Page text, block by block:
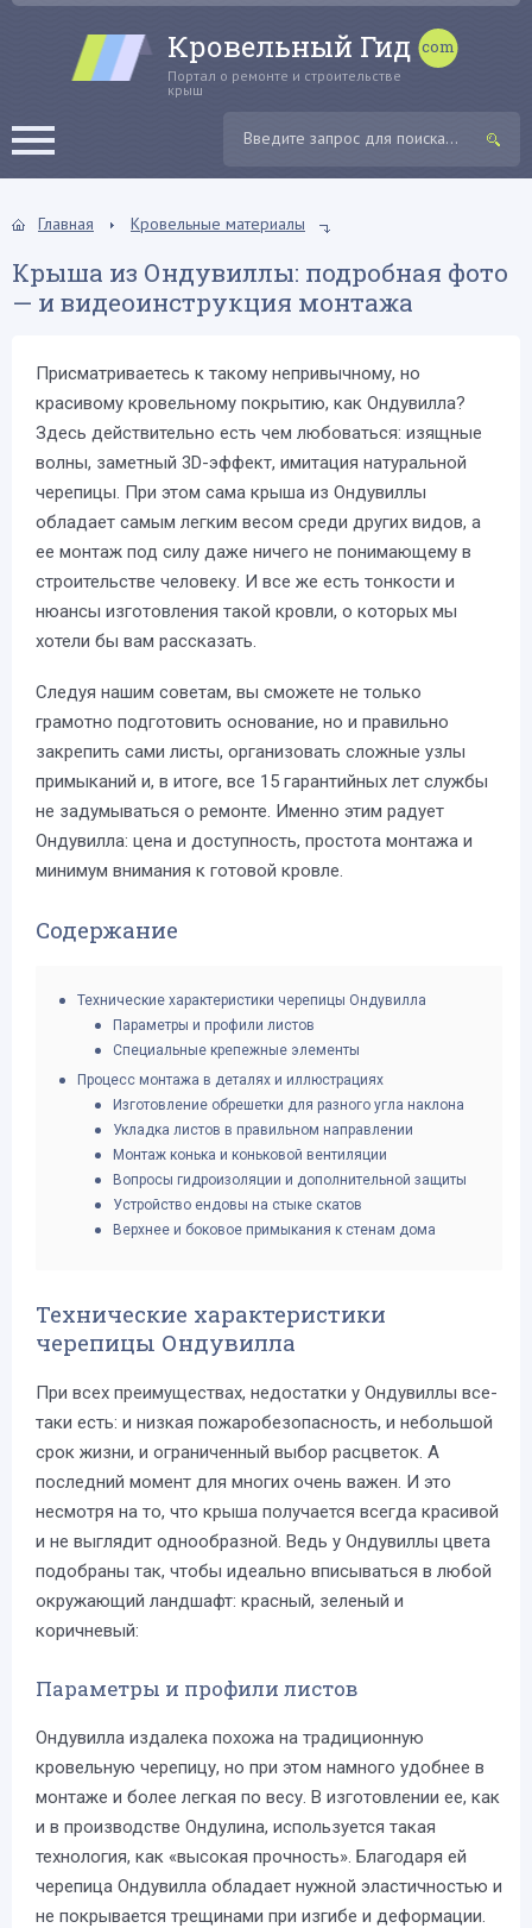
Кровельный Гид
Портал о ремонте и строительстве
крыш
Главная Кровельные материалы
Крыша из Ондувиллы: подробная фото
— и видеоинструкция монтажа
Присматриваетесь к такому непривычному, но
красивому кровельному покрытию, как Ондувилла?
Здесь действительно есть чем любоваться: изящные
волны, заметный 3D-эффект, имитация натуральной
черепицы. При этом сама крыша из Ондувиллы
обладает самым легким весом среди других видов, а
ее монтаж под силу даже ничего не понимающему в
строительстве человеку. И все же есть тонкости и
нюансы изготовления такой кровли, о которых мы
хотели бы вам рассказать.
Следуя нашим советам, вы сможете не только
грамотно подготовить основание, но и правильно
закрепить сами листы, организовать сложные узлы
примыканий и, в итоге, все 15 гарантийных лет службы
не задумываться о ремонте. Именно этим радует
Ондувилла: цена и доступность, простота монтажа и
минимум внимания к готовой кровле.
Содержание
Технические характеристики черепицы Ондувилла
Параметры и профили листов
Специальные крепежные элементы
Процесс монтажа в деталях и иллюстрациях
Изготовление обрешетки для разного угла наклона
Укладка листов в правильном направлении
Монтаж конька и коньковой вентиляции
Вопросы гидроизоляции и дополнительной защиты
Устройство ендовы на стыке скатов
Верхнее и боковое примыкания к стенам дома
Технические характеристики
черепицы Ондувилла
При всех преимуществах, недостатки у Ондувиллы все-
таки есть: и низкая пожаробезопасность, и небольшой
срок жизни, и ограниченный выбор расцветок. А
последний момент для многих очень важен. И это
несмотря на то, что крыша получается всегда красивой
и не выглядит однообразной. Ведь у Ондувиллы цвета
подобраны так, чтобы идеально вписываться в любой
окружающий ландшафт: красный, зеленый и
коричневый:
Параметры и профили листов
Ондувилла издалека похожа на традиционную
кровельную черепицу, но при этом намного удобнее в
монтаже и более легкая по весу. В изготовлении ее, как
и в производстве Ондулина, используется такая
технология, как «высокая прочность». Благодаря ей
черепица Ондувилла обладает нужной эластичностью и
не покрывается трещинами при изгибе и деформации.